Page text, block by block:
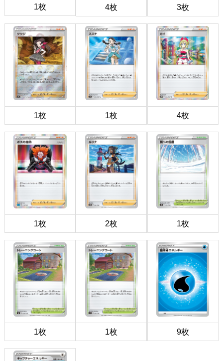
1枚 4枚 3枚
1枚 1枚 4枚
1枚 2枚 1枚
1枚 1枚 9枚